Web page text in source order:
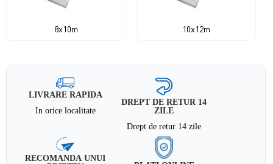
8x10m 10x12m
LIVRARE RAPIDA
In orice localitate
DREPT DE RETUR 14
ZILE
Drept de retur 14 zile
RECOMANDA UNUI